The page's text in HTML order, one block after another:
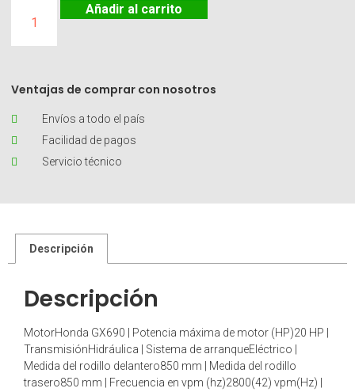
Añadir al carrito
Ventajas de comprar con nosotros
Envíos a todo el país
Facilidad de pagos
Servicio técnico
Descripción
Descripción
MotorHonda GX690 | Potencia máxima de motor (HP)20 HP |
TransmisiónHidráulica | Sistema de arranqueEléctrico |
Medida del rodillo delantero850 mm | Medida del rodillo
trasero850 mm | Frecuencia en vpm (hz)2800(42) vpm(Hz) |